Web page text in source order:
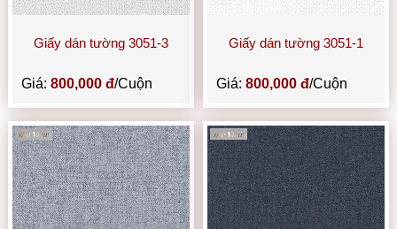
Giấy dán tường 3051-3
Giá:800,000 đ/Cuộn
Giấy dán tường 3051-1
Giá: 800,000 đ/Cuộn